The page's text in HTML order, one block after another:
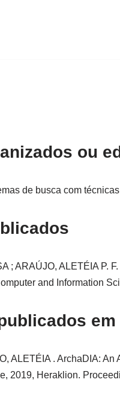
ou
de busca com
; ARAÚJO, ALETÉIA P.
and Information
ALETÉIA . ArchaDIA:
2019, Heraklion.